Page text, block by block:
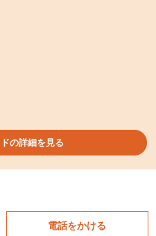
の詳細を見る
電話をかける